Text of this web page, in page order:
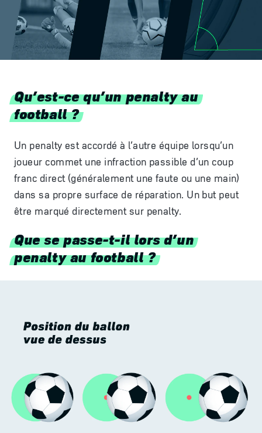
Qu’est-ce qu’un penalty au
football ?
Un penalty est accordé à l’autre équipe lorsqu’un
joueur commet une infraction passible d’un coup
franc direct (généralement une faute ou une main)
dans sa propre surface de réparation. Un but peut
être marqué directement sur penalty.
Que se passe-t-il lors d’un
penalty au football ?